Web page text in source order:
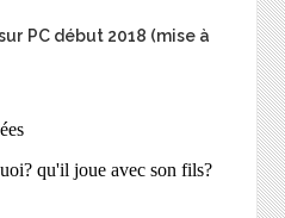
PC début 2018 (mise à